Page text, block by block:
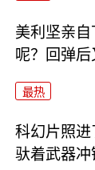
美利坚亲
呢？回弹后
最热
科幻片照
驮着武器冲